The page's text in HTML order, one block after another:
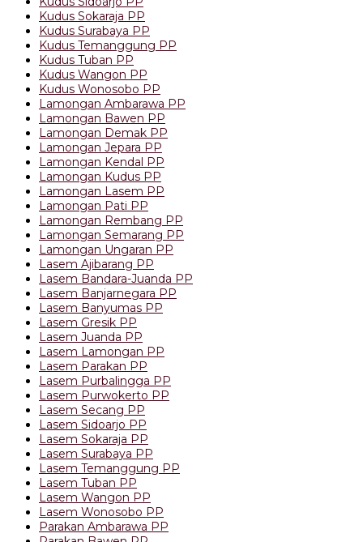
Kudus Sokaraja PP
Kudus Surabaya PP
Kudus Temanggung PP
Kudus Tuban PP
Kudus Wangon PP
Kudus Wonosobo PP
Lamongan Ambarawa PP
Lamongan Bawen PP
Lamongan Demak PP
Lamongan Jepara PP
Lamongan Kendal PP
Lamongan Kudus PP
Lamongan Lasem PP
Lamongan Pati PP
Lamongan Rembang PP
Lamongan Semarang PP
Lamongan Ungaran PP
Lasem Ajibarang PP
Lasem Bandara-Juanda PP
Lasem Banjarnegara PP
Lasem Banyumas PP
Lasem Gresik PP
Lasem Juanda PP
Lasem Lamongan PP
Lasem Parakan PP
Lasem Purbalingga PP
Lasem Purwokerto PP
Lasem Secang PP
Lasem Sidoarjo PP
Lasem Sokaraja PP
Lasem Surabaya PP
Lasem Temanggung PP
Lasem Tuban PP
Lasem Wangon PP
Lasem Wonosobo PP
Parakan Ambarawa PP